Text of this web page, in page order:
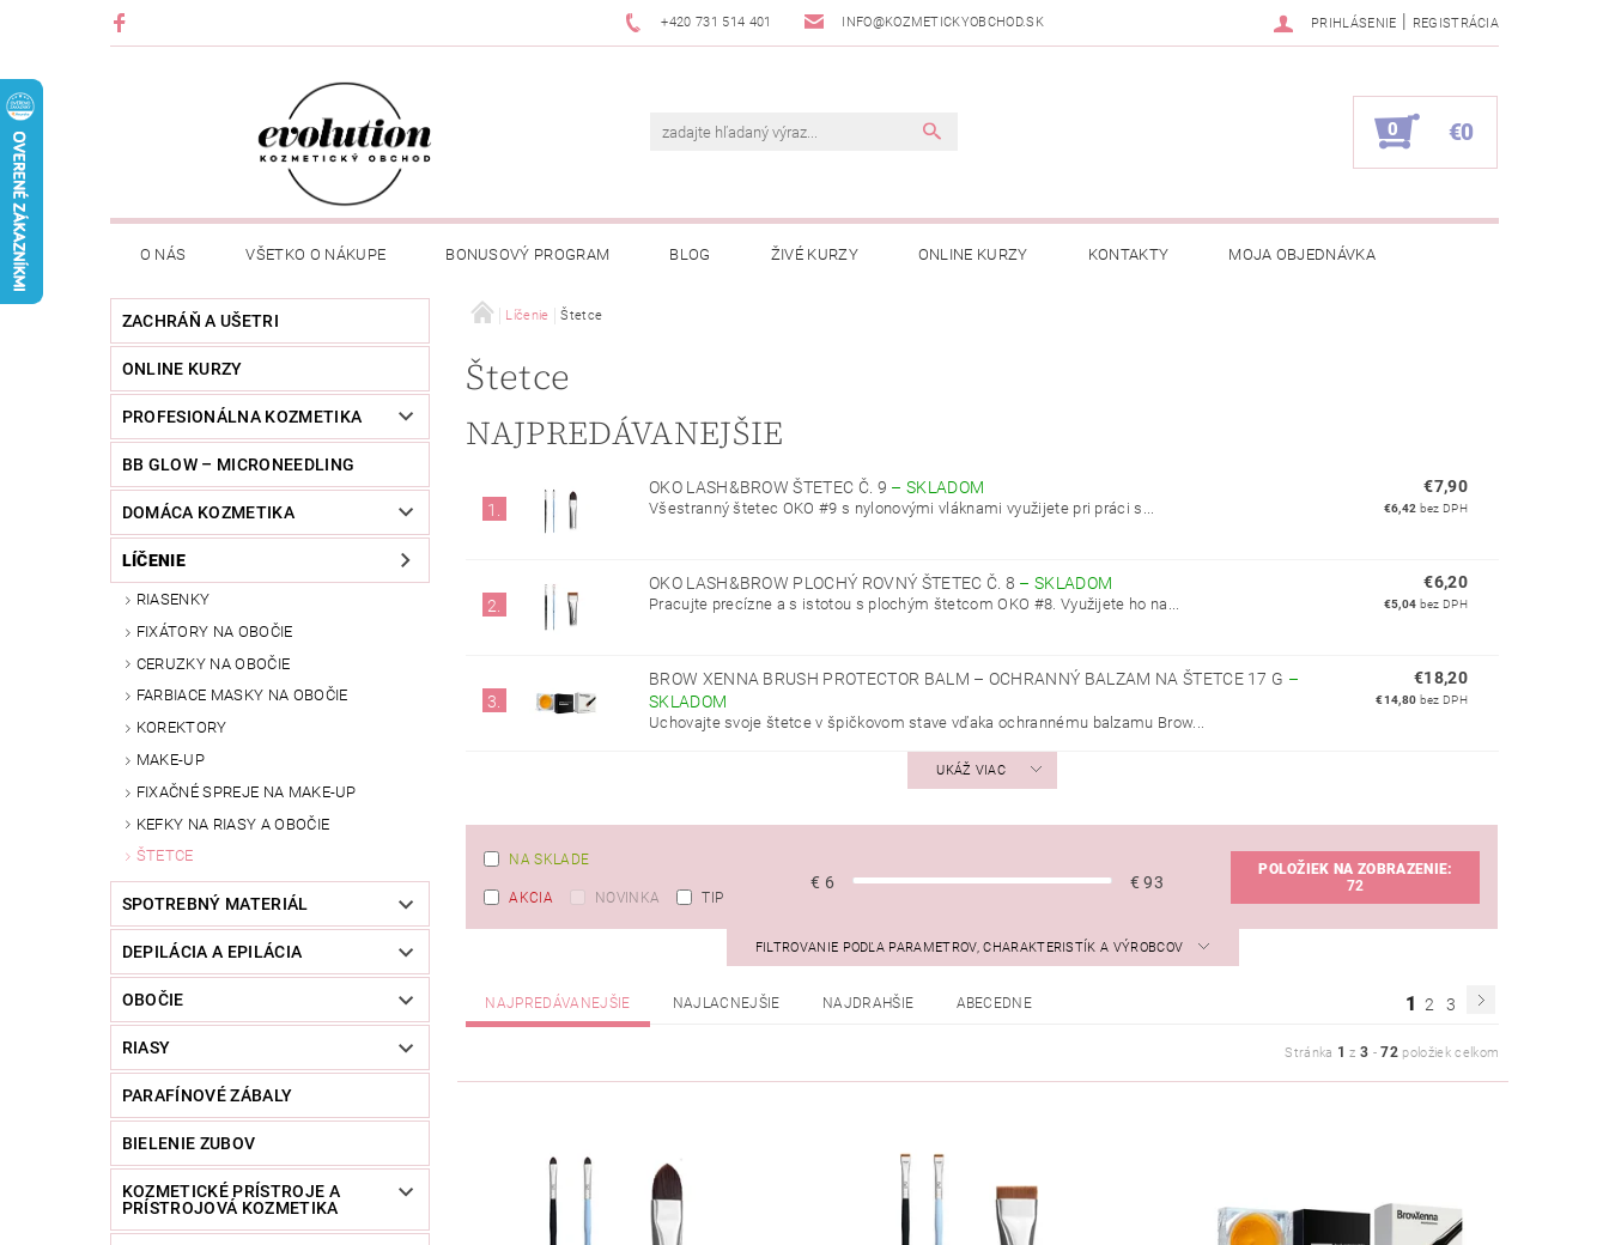
+420 731 514 401 INFO@KOZMETICKYOBCHOD.SK PRIHLÁSENIE | REGISTRÁCIA
0 €0
O NÁS VŠETKO O NÁKUPE BONUSOVÝ PROGRAM BLOG ŽIVÉ KURZY ONLINE KURZY KONTAKTY MOJA OBJEDNÁVKA
ZACHRÁŇ A UŠETRI
ONLINE KURZY
PROFESIONÁLNA KOZMETIKA
BB GLOW – MICRONEEDLING
DOMÁCA KOZMETIKA
LÍČENIE
RIASENKY
FIXÁTORY NA OBOČIE
CERUZKY NA OBOČIE
FARBIACE MASKY NA OBOČIE
KOREKTORY
MAKE-UP
FIXAČNÉ SPREJE NA MAKE-UP
KEFKY NA RIASY A OBOČIE
ŠTETCE
SPOTREBNÝ MATERIÁL
DEPILÁCIA A EPILÁCIA
OBOČIE
RIASY
PARAFÍNOVÉ ZÁBALY
BIELENIE ZUBOV
KOZMETICKÉ PRÍSTROJE A
PRÍSTROJOVÁ KOZMETIKA
Líčenie Štetce
Štetce
NAJPREDÁVANEJŠIE
1.
OKO LASH&BROW ŠTETEC Č. 9 – SKLADOM
Všestranný štetec OKO #9 s nylonovými vláknami využijete pri práci s...
€7,90
€6,42 bez DPH
2.
OKO LASH&BROW PLOCHÝ ROVNÝ ŠTETEC Č. 8 –SKLADOM
Pracujte precízne a s istotou s plochým štetcom OKO #8. Využijete ho na...
€6,20
€5,04 bez DPH
3.
BROW XENNA BRUSH PROTECTOR BALM – OCHRANNÝ BALZAM NA ŠTETCE 17 G –
SKLADOM
Uchovajte svoje štetce v špičkovom stave vďaka ochrannému balzamu Brow...
€18,20
€14,80 bez DPH
UKÁŽ VIAC
NA SKLADE
AKCIA NOVINKA TIP
€ 6 €93
POLOŽIEK NA ZOBRAZENIE:
72
FILTROVANIE PODĽA PARAMETROV, CHARAKTERISTÍK A VÝROBCOV
NAJPREDÁVANEJŠIE NAJLACNEJŠIE NAJDRAHŠIE ABECEDNE 1 2 3
Stránka 1 z3 -72 položiek celkom